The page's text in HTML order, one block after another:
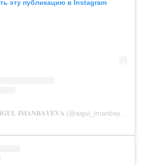
эту публикацию в Instagram